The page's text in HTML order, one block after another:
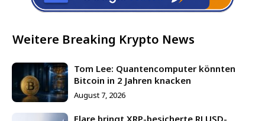
Weitere Breaking Krypto News
Tom Lee: Quantencomputer könnten
Bitcoin in 2 Jahren knacken
August 7, 2026